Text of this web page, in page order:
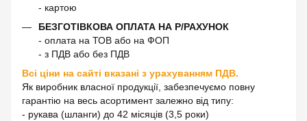
- картою
БЕЗГОТІВКОВА ОПЛАТА НА Р/РАХУНОК
- оплата на ТОВ або на ФОП
- з ПДВ або без ПДВ
Всі ціни на сайті вказані з урахуванням ПДВ.
Як виробник власної продукції, забезпечуємо повну
гарантію на весь асортимент залежно від типу:
- рукава (шланги) до 42 місяців (3,5 роки)